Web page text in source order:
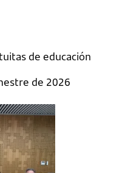
de educación
de 2026